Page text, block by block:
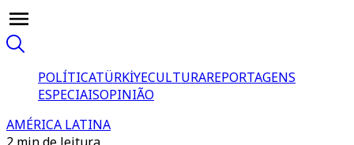
POLÍTICATÜRKİYECULTURAREPORTAGENS
ESPECIAISOPINIÃO
AMÉRICA LATINA